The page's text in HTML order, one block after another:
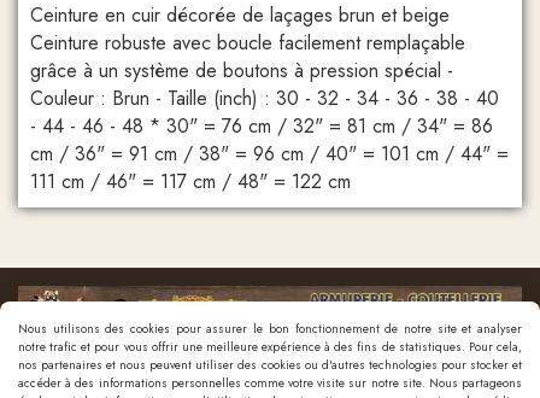
Ceinture en cuir décorée de laçages brun et beige
Ceinture robuste avec boucle facilement remplaçable
grâce à un système de boutons à pression spécial -
Couleur : Brun - Taille (inch) : 30 - 32 - 34 - 36 - 38 - 40
- 44 - 46 - 48 * 30" = 76 cm / 32" = 81 cm / 34" = 86
cm / 36" = 91 cm / 38" = 96 cm / 40" = 101 cm / 44" =
111 cm / 46" = 117 cm / 48" = 122 cm
Nous utilisons des cookies pour assurer le bon fonctionnement de notre site et analyser
notre trafic et pour vous offrir une meilleure expérience à des fins de statistiques. Pour cela,
nos partenaires et nous peuvent utiliser des cookies ou d'autres technologies pour stocker et
accéder à des informations personnelles comme votre visite sur notre site. Nous partageons